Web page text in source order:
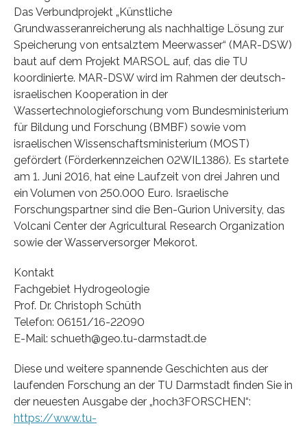
Das Verbundprojekt „Künstliche
Grundwasseranreicherung als nachhaltige Lösung zur
Speicherung von entsalztem Meerwasser“ (MAR-DSW)
baut auf dem Projekt MARSOL auf, das die TU
koordinierte. MAR-DSW wird im Rahmen der deutsch-
israelischen Kooperation in der
Wassertechnologieforschung vom Bundesministerium
für Bildung und Forschung (BMBF) sowie vom
israelischen Wissenschaftsministerium (MOST)
gefördert (Förderkennzeichen 02WIL1386). Es startete
am 1. Juni 2016, hat eine Laufzeit von drei Jahren und
ein Volumen von 250.000 Euro. Israelische
Forschungspartner sind die Ben-Gurion University, das
Volcani Center der Agricultural Research Organization
sowie der Wasserversorger Mekorot.
Kontakt
Fachgebiet Hydrogeologie
Prof. Dr. Christoph Schüth
Telefon: 06151/16-22090
E-Mail: schueth@geo.tu-darmstadt.de
Diese und weitere spannende Geschichten aus der
laufenden Forschung an der TU Darmstadt finden Sie in
der neuesten Ausgabe der „hoch3FORSCHEN“:
https://www.tu-